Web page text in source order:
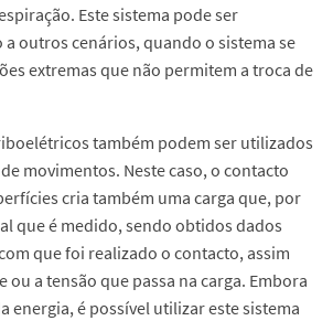
Este sistema pode ser
outros cenários, quando o sistema se
extremas que não permitem a troca de
também podem ser utilizados
movimentos. Neste caso, o contacto
cria também uma carga que, por
que é medido, sendo obtidos dados
que foi realizado o contacto, assim
a tensão que passa na carga. Embora
energia, é possível utilizar este sistema